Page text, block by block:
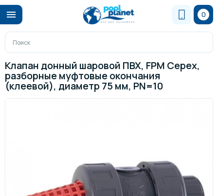
0
Клапан донный шаровой ПВХ, FPM Cepex,
разборные муфтовые окончания
(клеевой), диаметр 75 мм, PN=10